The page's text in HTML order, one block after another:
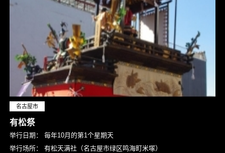
名古屋市
有松祭
举行日期： 毎年10月的第1个星期天
举行场所： 有松天满社（名古屋市绿区鸣海町米塚）